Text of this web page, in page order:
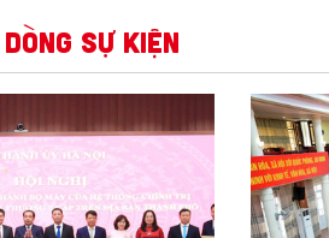
sự kiện